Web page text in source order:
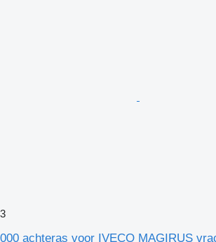
3
000 achteras voor IVECO MAGIRUS